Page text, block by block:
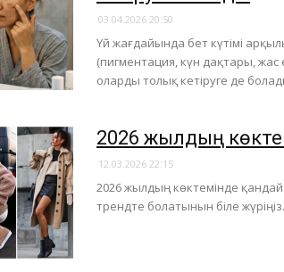
03.04.2026 20:50
Үй жағдайында бет күтімі
(пигментация, күн дақтары, жас
оларды толық кетіруге де
2026 жылдың
12.03.2026 22:15
2026 жылдың көктемінде қандай
трендте болатынын біле жүріңіз.